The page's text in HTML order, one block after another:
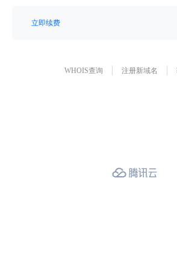
立即续费
WHOIS查询 注册新域名